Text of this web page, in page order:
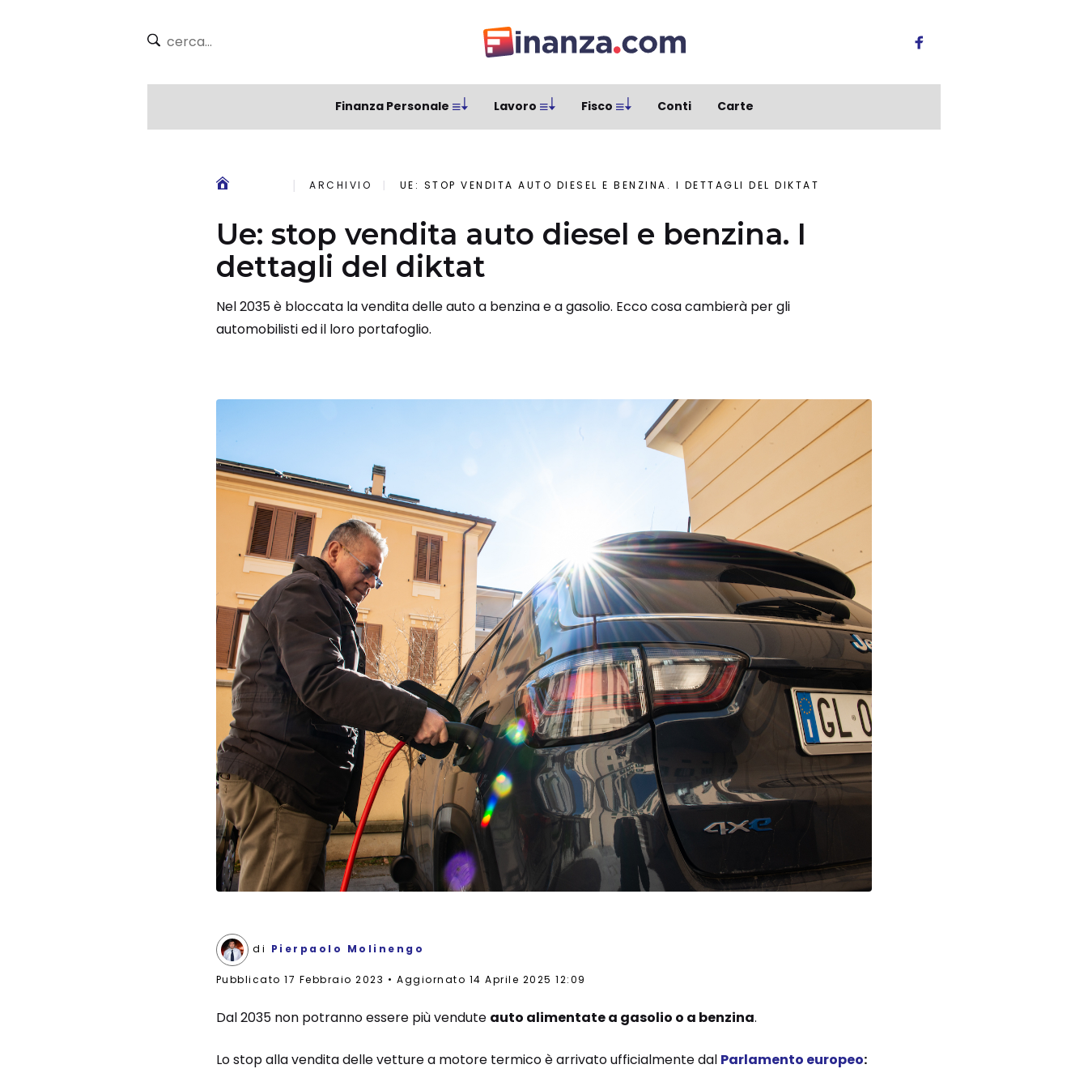
Finanza Personale Lavoro Fisco Conti Carte
ARCHIVIO UE: STOP VENDITA AUTO DIESEL E BENZINA. I DETTAGLI DEL DIKTAT
Ue: stop vendita auto diesel e benzina. I
dettagli del diktat
Nel 2035 è bloccata la vendita delle auto a benzina e a gasolio. Ecco cosa cambierà per gli
automobilisti ed il loro portafoglio.
di Pierpaolo Molinengo
Pubblicato17 Febbraio 2023 Aggiornato 14 Aprile 2025 12:09
Dal 2035 non potranno essere più vendute auto alimentate a gasolio o a benzina.
Lo stop alla vendita delle vetture a motore termico è arrivato ufficialmente dal Parlamento europeo: